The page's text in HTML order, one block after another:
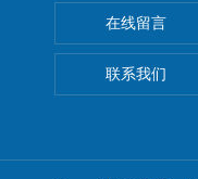
在线留言
联系我们